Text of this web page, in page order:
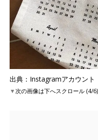
出典：Instagramアカウント
▼次の画像は下へスクロール (4/6)